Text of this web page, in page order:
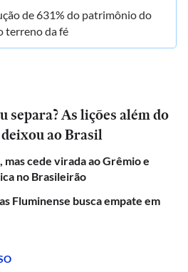
de 631% do patrimônio do
terreno da fé
separa? As lições além do
ao Brasil
mas cede virada ao Grêmio e
no Brasileirão
Fluminense busca empate em